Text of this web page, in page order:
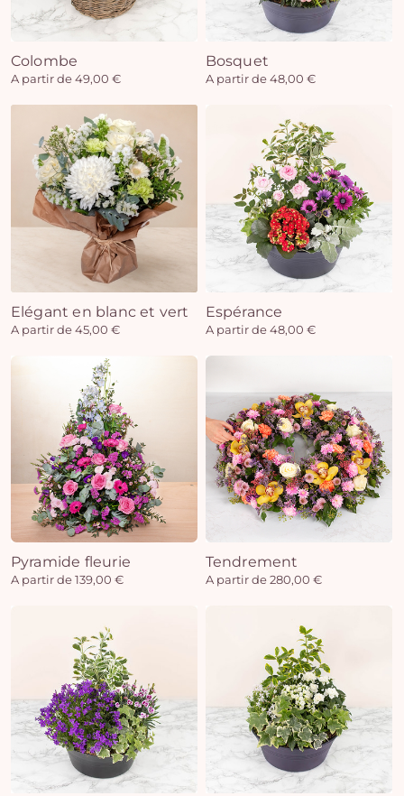
Colombe
A partir de 49,00 €
Bosquet
A partir de 48,00 €
Elégant en blanc et vert
A partir de 45,00 €
Espérance
A partir de 48,00 €
Pyramide fleurie
A partir de 139,00 €
Tendrement
A partir de 280,00 €